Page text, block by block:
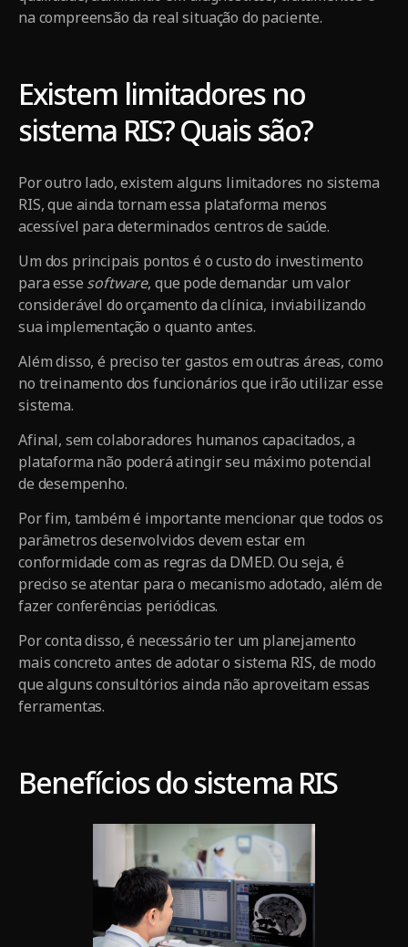
na compreensão da real situação do paciente.
Existem limitadores no
sistema RIS? Quais são?
Por outro lado, existem alguns limitadores no sistema
RIS, que ainda tornam essa plataforma menos
acessível para determinados centros de saúde.
Um dos principais pontos é o custo do investimento
para esse software, que pode demandar um valor
considerável do orçamento da clínica, inviabilizando
sua implementação o quanto antes.
Além disso, é preciso ter gastos em outras áreas, como
no treinamento dos funcionários que irão utilizar esse
sistema.
Afinal, sem colaboradores humanos capacitados, a
plataforma não poderá atingir seu máximo potencial
de desempenho.
Por fim, também é importante mencionar que todos os
parâmetros desenvolvidos devem estar em
conformidade com as regras da DMED. Ou seja, é
preciso se atentar para o mecanismo adotado, além de
fazer conferências periódicas.
Por conta disso, é necessário ter um planejamento
mais concreto antes de adotar o sistema RIS, de modo
que alguns consultórios ainda não aproveitam essas
ferramentas.
Benefícios do sistema RIS